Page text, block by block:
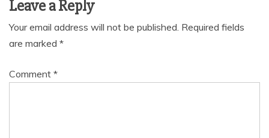
Leave a Reply
Your email address will not be published. Required fields
are marked *
Comment *